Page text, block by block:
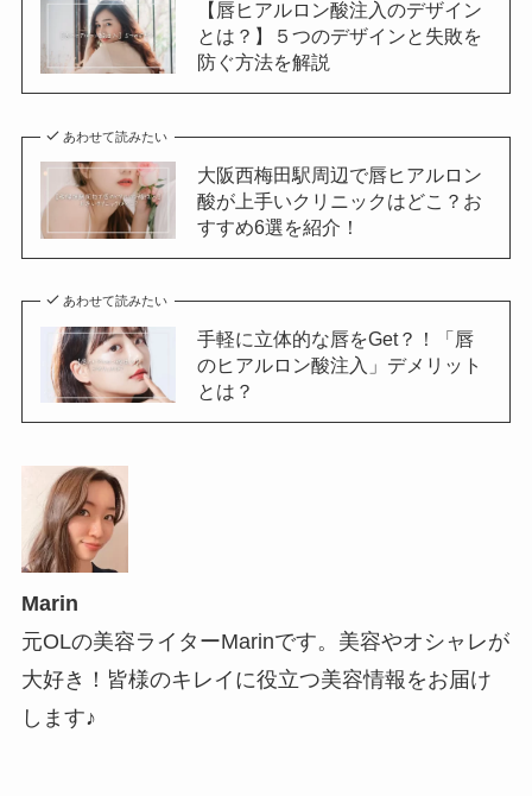
【唇ヒアルロン酸注入のデザイン
とは？】５つのデザインと失敗を
防ぐ方法を解説
あわせて読みたい
大阪西梅田駅周辺で唇ヒアルロン
酸が上手いクリニックはどこ？お
すすめ6選を紹介！
あわせて読みたい
手軽に立体的な唇をGet？！「唇
のヒアルロン酸注入」デメリット
とは？
Marin
元OLの美容ライターMarinです。美容やオシャレが
大好き！皆様のキレイに役立つ美容情報をお届け
します♪